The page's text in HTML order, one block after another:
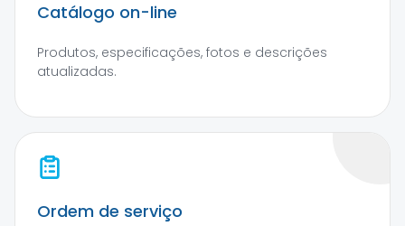
Catálogo on-line
Produtos, especificações, fotos e descrições
atualizadas.
Ordem de serviço